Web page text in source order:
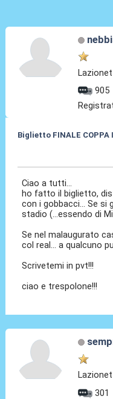
905
Biglietto FINALE COPPA
Ciao a tutti...
ho fatto il biglietto,
con i gobbacci... Se si
stadio (...essendo di
Se nel malaugurato
col real... a qualcuno
Scrivetemi in pvt!!!
ciao e trespolone!!!
301